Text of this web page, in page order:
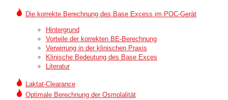
Die korrekte Berechnung des Base Excess im POC-Gerät
Hintergrund
Vorteile der korrekten BE-Berechnung
Verwirrung in der klinischen Praxis
Klinische Bedeutung des Base Exces
Literatur
Laktat-Clearance
Optimale Berechnung der Osmolalität